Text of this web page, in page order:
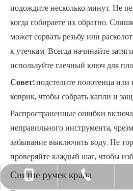
подождите несколько минут. Не
когда собираете их обратно.
может сорвать резьбу или
к утечкам. Всегда начинайте
используйте гаечный ключ для
Совет:подстелите полотенца
коврик, чтобы собрать капли и
Распространенные ошибки
неправильного инструмента,
забывание выключить воду. Не
проверяйте каждый шаг, чтобы
Снятие ручек крана
+86-
+86-512-